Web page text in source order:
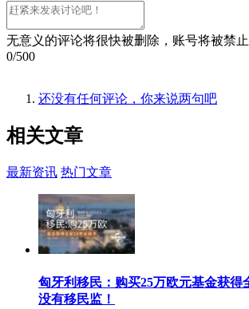
无意义的评论将很快被删除，账号将被禁止
0/500
还没有任何评论，你来说两句吧
相关文章
最新资讯 热门文章
匈牙利移民：购买25万欧元基金获得
没有移民监！